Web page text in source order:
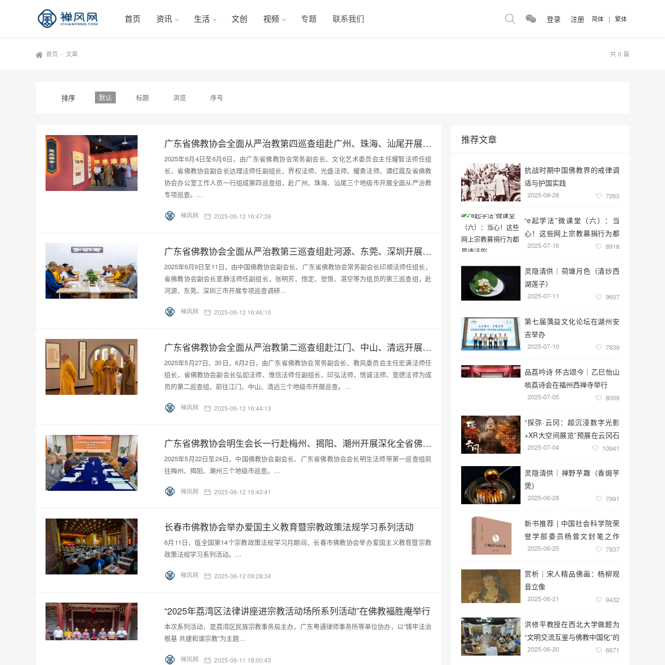
首页 资讯 生活 文创 视频 专题 联系我们 登录 注册 简体 | 繁体
首页 - 文章 共 0 篇
排序 默认 标题 浏览 序号
广东省佛教协会全面从严治教第四巡查组赴广州、珠海、汕尾开展专项巡查调研
2025年6月4日至6月6日，由广东省佛教协会常务副会长、文化艺术委员会主任耀智法师任组
长，省佛教协会副会长达理法师任副组长，界权法师、光盛法师、耀勇法师、谭红霞及省佛教
协会办公室工作人员一行组成第四巡查组，赴广州、珠海、汕尾三个地级市开展全面从严治教
专项巡查。…
禅风网 2025-06-12 16:47:39
广东省佛教协会全面从严治教第三巡查组赴河源、东莞、深圳开展专项巡查调研
​2025年6月9日至11日，由中国佛教协会副会长、广东省佛教协会常务副会长印顺法师任组长，
省佛教协会副会长宽静法师任副组长，张明芳、悟定、觉悟、湛空等为组员的第三巡查组，赴
河源、东莞、深圳三市开展专项巡查调研…
禅风网 2025-06-12 16:46:10
广东省佛教协会全面从严治教第二巡查组赴江门、中山、清远开展专项巡查调研
2025年5月27日、30日，6月2日，由广东省佛教协会常务副会长、教风委员会主任宏满法师任
组长，省佛教协会副会长弘如法师、惟信法师任副组长，印弘法师，悟诚法师、宽德法师为成
员的第二巡查组，前往江门、中山、清远三个地级市开展巡查。…
禅风网 2025-06-12 16:44:13
广东省佛教协会明生会长一行赴梅州、揭阳、潮州开展深化全省佛教界全面从严治教专项巡查工作
2025年5月22日至24日，中国佛教协会副会长、广东省佛教协会会长明生法师带第一巡查组前
往梅州、揭阳、潮州三个地级市巡查。…
禅风网 2025-06-12 16:40:41
长春市佛教协会举办爱国主义教育暨宗教政策法规学习系列活动
6月11日，值全国第14个宗教政策法规学习月期间，长春市佛教协会举办爱国主义教育暨宗教
政策法规学习系列活动。…
禅风网 2025-06-12 09:28:34
“2025年荔湾区法律讲座进宗教活动场所系列活动”在佛教福胜庵举行
本次系列活动，是荔湾区民族宗教事务局主办，广东粤通律师事务所等单位协办，以“铸牢法治
根基 共建和谐宗教”为主题…
禅风网 2025-06-11 18:00:43
推荐文章
抗战时期中国佛教界的戒律调
适与护国实践
2025-08-28 7263
“e起学法”微课堂（六）：当
心！这些网上宗教募捐行为都
是违法的
2025-07-16 8918
灵隐清供｜​荷塘月色（清炒西
湖莲子）
2025-07-11 9607
第七届蕅益文化论坛在湖州安
吉举办
2025-07-10 7839
品荔吟诗 怀古颂今｜乙巳怡山
啖荔诗会在福州西禅寺举行
2025-07-05 8009
“探弥·云冈：超沉浸数字光影
+XR大空间展览”预展在云冈石
窟云冈美术馆启幕
2025-07-04 10941
灵隐清供｜​禅野芋趣（香焗芋
煲）
2025-06-28 7991
新书推荐 | 中国社会科学院荣
誉学部委员杨曾文封笔之作
《六祖坛经五本汇编》
2025-06-25 7937
赏析｜宋人精品佛画：杨柳观
音立像
2025-06-21 9432
洪修平教授在西北大学做题为
“文明交流互鉴与佛教中国化”的
学术讲座
2025-06-20 6671